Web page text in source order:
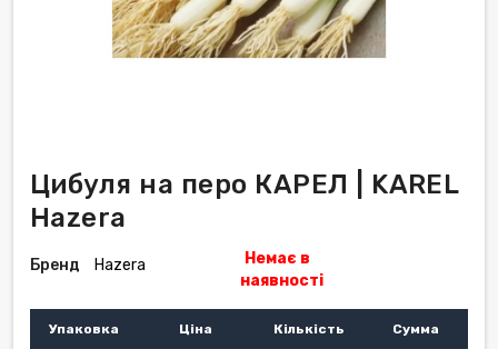
Цибуля на перо КАРЕЛ | KAREL
Hazera
Бренд Hazera
Немає в
наявності
Упаковка Ціна Кількість Сумма